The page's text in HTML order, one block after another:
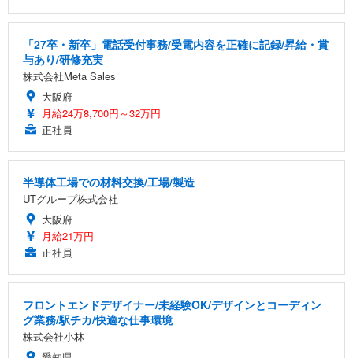
「27卒・新卒」電話受付事務/受電内容を正確に記録/昇給・賞
与あり/研修充実
株式会社Meta Sales
大阪府
月給24万8,700円～32万円
正社員
半導体工場での材料交換/工場/製造
UTグループ株式会社
大阪府
月給21万円
正社員
フロントエンドデザイナー/未経験OK/デザインとコーディン
グ業務/駅チカ/快適な仕事環境
株式会社小林